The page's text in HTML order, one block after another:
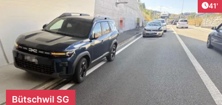
41'
Bütschwil SG